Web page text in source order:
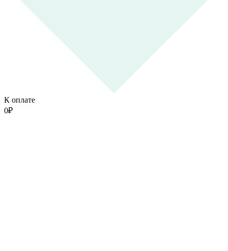
К оплате
0₽